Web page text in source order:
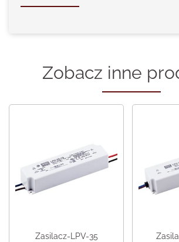
Zobacz inne
Zasilacz-LPV-35